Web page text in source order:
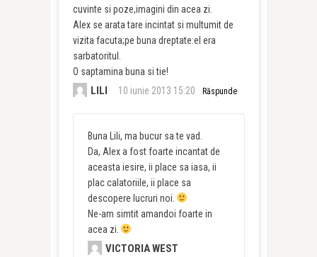
cuvinte si poze,imagini din acea zi.
Alex se arata tare incintat si multumit de
vizita facuta;pe buna dreptate:el era
sarbatoritul.
O saptamina buna si tie!
LILI 10 iunie 2013 15:20 Răspunde
Buna Lili, ma bucur sa te vad.
Da, Alex a fost foarte incantat de
aceasta iesire, ii place sa iasa, ii
plac calatoriile, ii place sa
descopere lucruri noi.
Ne-am simtit amandoi foarte in
acea zi.
VICTORIA WEST